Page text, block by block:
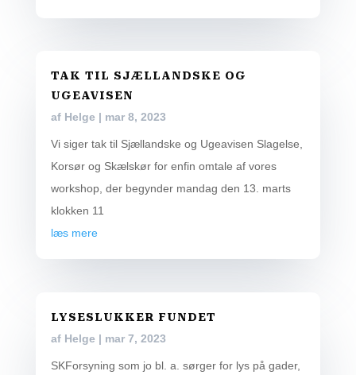
TAK TIL SJÆLLANDSKE OG
UGEAVISEN
af Helge | mar 8, 2023
Vi siger tak til Sjællandske og Ugeavisen Slagelse,
Korsør og Skælskør for enfin omtale af vores
workshop, der begynder mandag den 13. marts
klokken 11
læs mere
LYSESLUKKER FUNDET
af Helge | mar 7, 2023
SKForsyning som jo bl. a. sørger for lys på gader,